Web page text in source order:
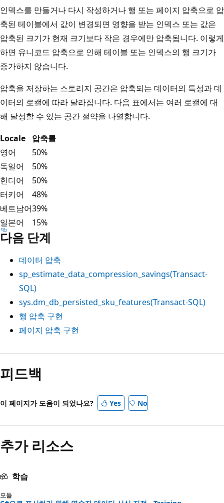
인덱스를 만들거나 다시 작성하거나 행 또는 페이지 압축으로 압
축된 테이블에서 값이 변경되면 영향을 받는 인덱스 또는 값은
압축된 크기가 현재 크기보다 작은 경우에만 압축됩니다. 이렇게
하면 유니코드 압축으로 인해 테이블 또는 인덱스의 행 크기가
증가하지 않습니다.
압축을 저장하는 스토리지 공간은 압축되는 데이터의 특성과 데
이터의 로캘에 따라 달라집니다. 다음 표에서는 여러 로캘에 대
해 달성할 수 있는 공간 절약을 나열합니다.
Locale
압축률
영어
50%
독일어
50%
힌디어
50%
터키어
48%
베트남어39%
일본어
15%
다음 단계
데이터 압축
sp_estimate_data_compression_savings(Transact-
SQL)
sys.dm_db_persisted_sku_features(Transact-SQL)
행 압축 구현
페이지 압축 구현
읽
모
사
함
피드백
이 페이지가 도움이 되었나요? Yes No
추가 리소스
학습
모듈